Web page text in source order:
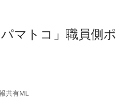
マトコ」職員側
共有ML